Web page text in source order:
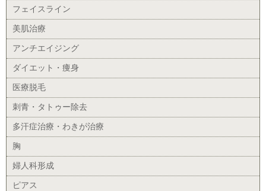
フェイスライン
美肌治療
アンチエイジング
ダイエット・痩身
医療脱毛
刺青・タトゥー除去
多汗症治療・わきが治療
胸
婦人科形成
ピアス